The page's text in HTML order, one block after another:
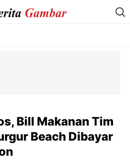
Bill Makanan Tim
Beach Dibayar